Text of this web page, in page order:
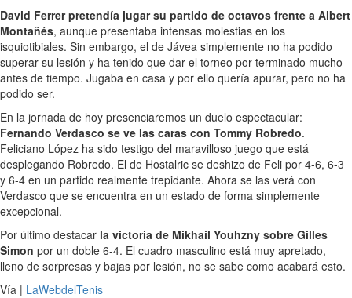
David Ferrer pretendía jugar su partido de octavos frente a Albert
Montañés, aunque presentaba intensas molestias en los
isquiotibiales. Sin embargo, el de Jávea simplemente no ha podido
superar su lesión y ha tenido que dar el torneo por terminado mucho
antes de tiempo. Jugaba en casa y por ello quería apurar, pero no ha
podido ser.
En la jornada de hoy presenciaremos un duelo espectacular:
Fernando Verdasco se ve las caras con Tommy Robredo.
Feliciano López ha sido testigo del maravilloso juego que está
desplegando Robredo. El de Hostalric se deshizo de Feli por 4-6, 6-3
y 6-4 en un partido realmente trepidante. Ahora se las verá con
Verdasco que se encuentra en un estado de forma simplemente
excepcional.
Por último destacar la victoria de Mikhail Youhzny sobre Gilles
Simon por un doble 6-4. El cuadro masculino está muy apretado,
lleno de sorpresas y bajas por lesión, no se sabe como acabará esto.
Vía | LaWebdelTenis